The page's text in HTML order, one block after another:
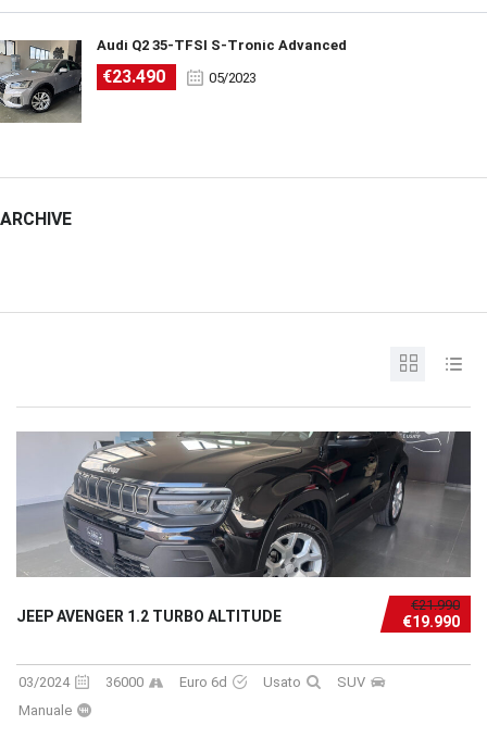
Audi Q2 35-TFSI S-Tronic Advanced
€23.490 05/2023
ARCHIVE
€21.990
€19.990
JEEP AVENGER 1.2 TURBO ALTITUDE
03/2024 36000 Euro 6d Usato
SUV
Manuale